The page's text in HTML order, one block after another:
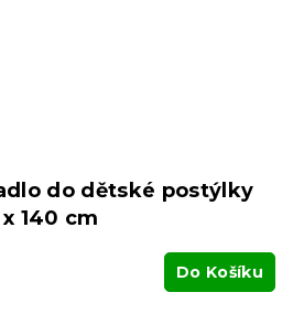
do dětské postýlky
140 cm
Do Košíku